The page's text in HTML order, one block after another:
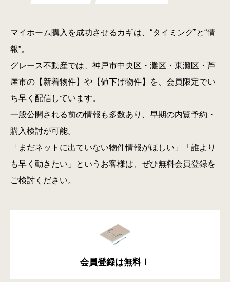
マイホーム購入を成功させるカギは、“タイミング”と“情
報”。
グレース不動産では、神戸市中央区・灘区・東灘区・芦
屋市の【新着物件】や【値下げ物件】を、会員限定でい
ち早く配信しています。
一般公開される前の情報も多数あり、早期の内覧予約・
購入検討が可能。
「まだネットに出ていない物件情報がほしい」「誰より
も早く動きたい」というお客様は、ぜひ無料会員登録を
ご検討ください。
会員登録は無料！